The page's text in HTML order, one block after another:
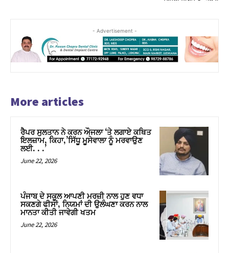
- Advertisement -
More articles
ਰੈਪਰ ਸੁਲਤਾਨ ਨੇ ਕਰਨ ਔਜਲਾ ‘ਤੇ ਲਗਾਏ ਕਥਿਤ
ਇਲਜ਼ਾਮ, ਕਿਹਾ,’ਸਿੱਧੂ ਮੂਸੇਵਾਲਾ ਨੂੰ ਮਰਵਾਉਣ
ਲਈ. . .’
June 22, 2026
ਪੰਜਾਬ ਦੇ ਸਕੂਲ ਆਪਣੀ ਮਰਜ਼ੀ ਨਾਲ ਹੁਣ ਵਧਾ
ਸਕਣਗੇ ਫੀਸਾਂ, ਨਿਯਮਾਂ ਦੀ ਉਲੰਘਣਾ ਕਰਨ ਨਾਲ
ਮਾਨਤਾ ਕੀਤੀ ਜਾਵੇਗੀ ਖਤਮ
June 22, 2026